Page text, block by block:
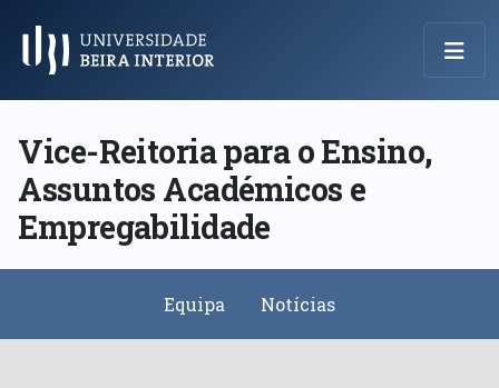
Menu Principal
Vice-Reitoria para o Ensino,
Assuntos Académicos e
Empregabilidade
Equipa Notícias